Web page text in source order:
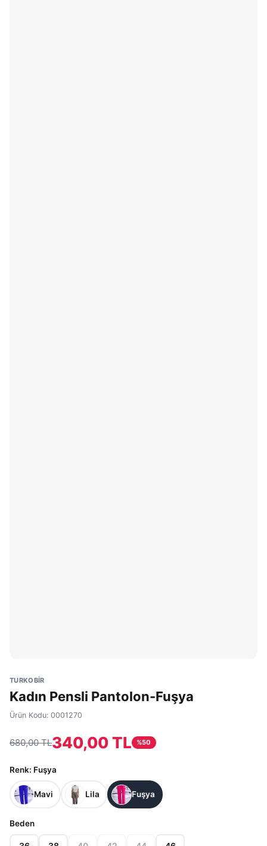
TURKOBİR
Kadın Pensli Pantolon-Fuşya
Ürün Kodu: 0001270
680,00 TL340,00 TL %50
Renk: Fuşya
Mavi Lila Fuşya
Beden